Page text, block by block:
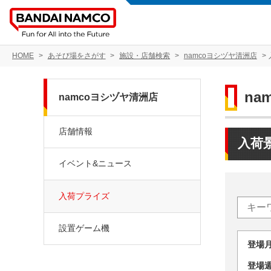
HOME あそび場をさがす 施設・店舗検索 namcoヨシヅヤ清洲店
入荷
登
登
namcoヨシヅヤ清洲店
店舗情報
イベント&ニュース
入荷プライズ
設置ゲーム機